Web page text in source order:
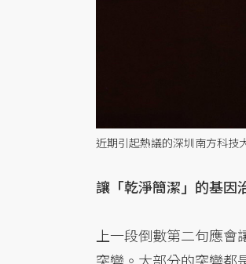
近期引起熱議的深圳南方科技
讓「乾淨簡潔」的基因
上一段倒數第二句應
突變。大部分的突變都